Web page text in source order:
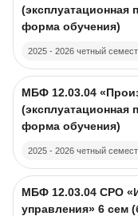
(эксплуатационная
форма обучения)
2025 - 2026 четный
Course image
Course name
МБФ 12.03.04
(эксплуатационная
форма обучения)
2025 - 2026 четный
Course image
Course name
МБФ 12.03.04 CPO
управления» 6 сем